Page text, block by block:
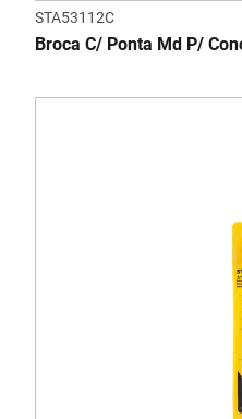
STA53112C
Broca C/ Ponta Md P/